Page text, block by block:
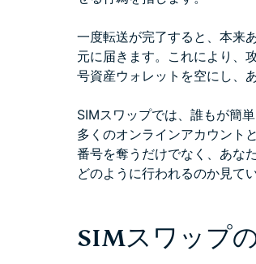
一度転送が完了すると、本来
元に届きます。これにより、
号資産ウォレットを空にし、
SIMスワップでは、誰もが簡
多くのオンラインアカウント
番号を奪うだけでなく、あな
どのように行われるのか見て
SIMスワップ